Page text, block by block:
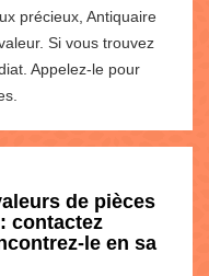
précieux, Antiquaire
Si vous trouvez
Appelez-le pour
de pièces
contactez
le en sa